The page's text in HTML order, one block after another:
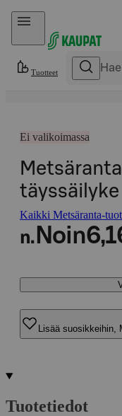
Hyppää sisältöön
Tuotteet
Ei valikoimassa
täyssäilyke
Kaikki Metsäranta-
n. Noin
Lisää suosikkeihin,
Tuotetiedot